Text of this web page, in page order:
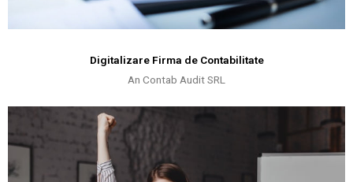
Digitalizare Firma de Contabilitate
An Contab Audit SRL